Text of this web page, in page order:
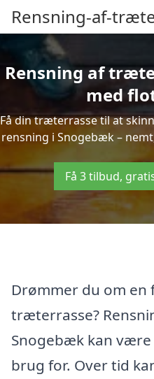
Rensning-af-
Rensning af
med
Få din træterrasse til at
rensning i Snogebæk –
Få 3 tilbud,
Drømmer du om
træterrasse?
Snogebæk kan
brug for. Over tid